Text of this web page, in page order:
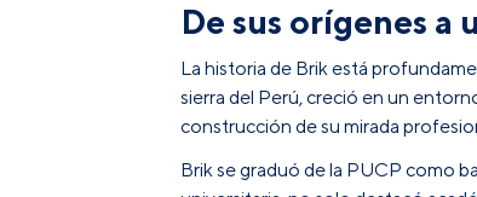
De sus orígenes a
La historia de Brik está
sierra del Perú, creció en un
construcción de su mirada
Brik se graduó de la PUCP como